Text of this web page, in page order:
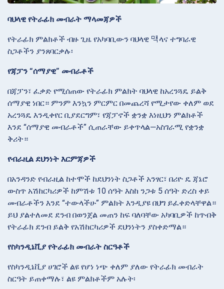
ባህላዊ የትራፊክ መብራት ማላመጃዎች
የትራፊክ ምልክቶች ብዙ ጊዜ የአካባቢውን ባህላዊ 맥ላና ተግባራዊ
ስጋቶችን ያንጸባርቃሉ፡
የጃፓን “ሰማያዊ” መብራቶች
በጃፓን፣ ፈቃድ የሚሰጠው የትራፊክ ምልክት ባህላዊ ከአረንጓዴ ይልቅ
ሰማያዊ ነበር። ምንም እንኳን ምርምር በመጨረሻ የሚታየው ቀለም ወደ
አረንጓዴ እንዲቀየር ቢያደርግም፣ የጃፓኖች ቋንቋ እነዚህን ምልክቶች
እንደ “ሰማያዊ መብራቶች” ሲጠራቸው ይቀጥላል—አስገራሚ የቋንቋ
ቅሪት።
የብራዚል ደህንነት እርምጃዎች
በአንዳንድ የብራዚል ከተሞች ከደህንነት ስጋቶች አንፃር፣ በሪዮ ዴ ጃኔሮ
ውስጥ አሽከርካሪዎች ከምሽቱ 10 ሰዓት እስከ ንጋቱ 5 ሰዓት ድረስ ቀይ
መብራቶችን እንደ “ተውላችሁ” ምልክት እንዲያዩ በህግ ይፈቀድላቸዋል።
ይህ ያልተለመደ ደንብ በወንጀል መጠን ከፍ ባለባቸው አካባቢዎች ከጥብቅ
የትራፊክ ደንብ ይልቅ የአሽከርካሪዎች ደህንነትን ያስቀድማል።
የስካንዲኔቪያ የትራፊክ መብራት ስርዓቶች
የስካንዲኔቪያ ሀገሮች ልዩ የሆነ ነጭ ቀለም ያለው የትራፊክ መብራት
ስርዓት ይጠቀማሉ፣ ልዩ ምልክቶችም አሉት፡